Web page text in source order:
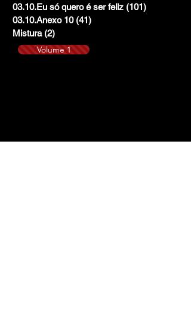
03.10.Eu só quero é ser feliz (101)
03.10.Anexo 10 (41)
Mistura (2)
Volume 1